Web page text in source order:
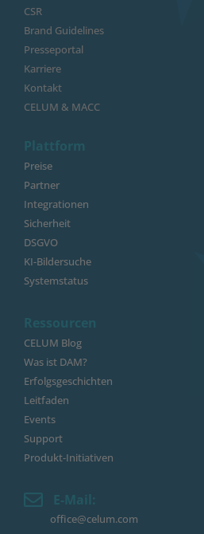
CSR
Brand Guidelines
Presseportal
Karriere
Kontakt
CELUM & MACC
Plattform
Preise
Partner
Integrationen
Sicherheit
DSGVO
KI-Bildersuche
Systemstatus
Ressourcen
CELUM Blog
Was ist DAM?
Erfolgsgeschichten
Leitfaden
Events
Support
Produkt-Initiativen
E-Mail:
office@celum.com